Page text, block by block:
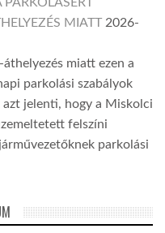
MIATT 2026-
miatt ezen a
parkolási szabályok
azt jelenti, hogy a Miskolci
felszíni
parkolási